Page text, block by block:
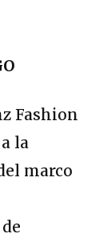
Fashion
la
marco